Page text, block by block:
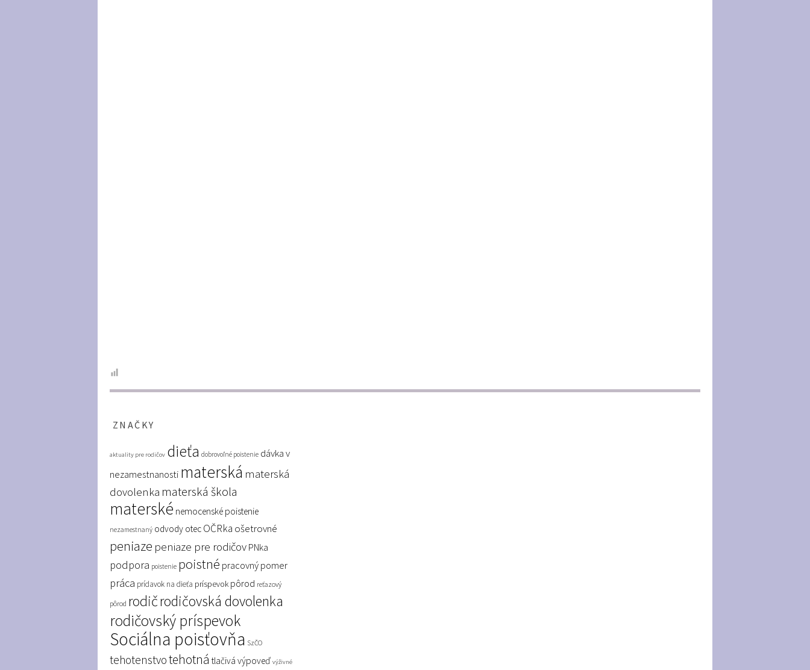
ZNAČKY
aktuality pre rodičov dieťa dobrovoľné poistenie dávka v
nezamestnanosti materská materská
dovolenka materská škola
materské nemocenské poistenie
nezamestnaný odvody otec OČRka ošetrovné
peniaze peniaze pre rodičov PNka
podpora poistenie poistné pracovný pomer
práca prídavok na dieťa príspevok pôrod reťazový
pôrod rodičrodičovská dovolenka
rodičovský príspevok
Sociálna poisťovňa SzČO
tehotenstvotehotná tlačivá výpoveď výživné